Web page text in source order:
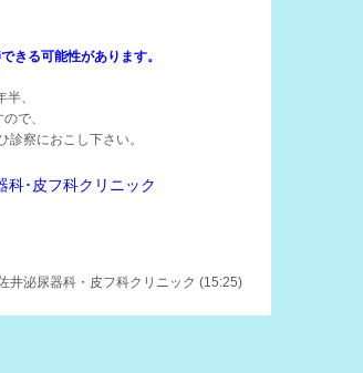
きる可能性があります。
、
で、
察におこし下さい。
科･皮フ科クリニック
井泌尿器科・皮フ科クリニック (15:25)